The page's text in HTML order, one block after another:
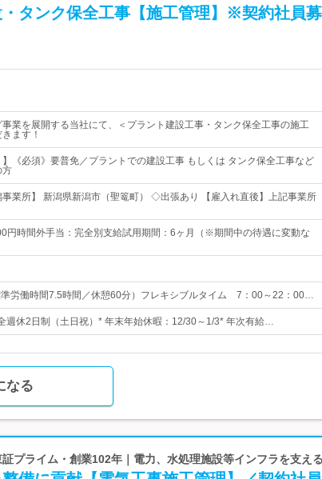
タンク保全工事【施工管理】※契約社員
業を展開する当社にて、＜プラント建設工事・タンク保全工事の施工
ます！
《必須》要普免／プラントでの建設工事 もしくは タンク保全工事など
方
業所】 新潟県新潟市（聖篭町） ◇出張あり 【雇入れ直後】上記事業所
円時間外手当：完全別支給試用期間：6ヶ月（※期間中の待遇に変動な
準労働時間7.5時間／休憩60分）フレキシブルタイム 7：00～22：00…
週休2日制（土日祝）* 年末年始休暇：12/30～1/3* 年次有給…
なる
プライム・創業102年｜電力、水処理施設等インフラを支え